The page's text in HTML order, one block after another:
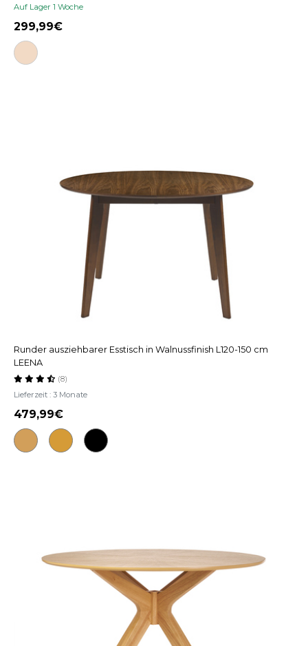
Auf Lager 1 Woche
299,99
Runder ausziehbarer Esstisch in Walnussfinish L120-150 cm
LEENA
Lieferzeit : 3 Monate
(8)
479,99